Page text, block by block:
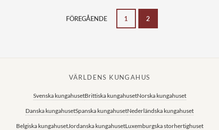
FÖREGÅENDE 1 2
VÄRLDENS KUNGAHUS
Svenska kungahusetBrittiska kungahusetNorska kungahuset
Danska kungahusetSpanska kungahusetNederländska kungahuset
Belgiska kungahusetJordanska kungahusetLuxemburgska storhertighuset